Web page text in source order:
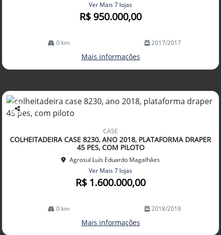
Ver Mais 7 lojas
R$ 950.000,00
0 km 2017/2017
Mais informações
Co
arti
lhe
CASE
COLHEITADEIRA CASE 8230, ANO 2018, PLATAFORMA DRAPER
45 PES, COM PILOTO
Agrosul Luís Eduardo Magalhães
Ver Mais 7 lojas
R$ 1.600.000,00
0 km 2018/2018
Mais informações